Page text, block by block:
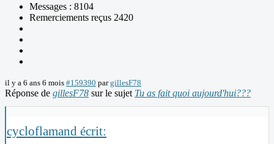
Messages : 8104
Remerciements reçus 2420
il y a 6 ans 6 mois #159390 pargillesF78
Réponse de gillesF78 sur le sujet Tu as fait quoi aujourd'hui???
cycloflamand écrit: